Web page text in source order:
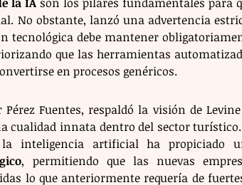
No obstante, lanzó una advertencia
tecnológica debe mantener
que las herramientas
en procesos genéricos.
Pérez Fuentes, respaldó la visión de
cualidad innata dentro del sector
, permitiendo que las nuevas
lo que anteriormente requería de